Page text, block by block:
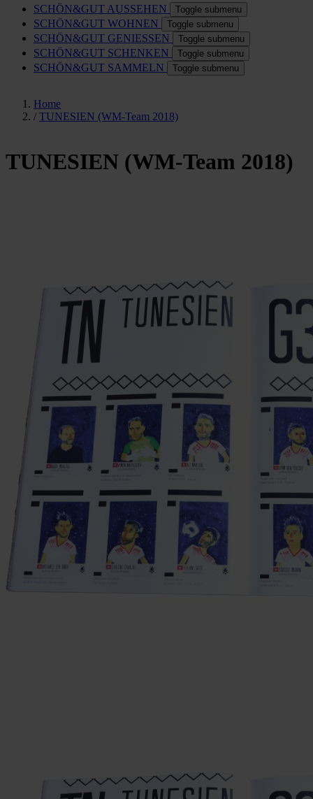
SCHÖN&GUT AUSSEHEN Toggle submenu
SCHÖN&GUT WOHNEN Toggle submenu
SCHÖN&GUT GENIESSEN Toggle submenu
SCHÖN&GUT SCHENKEN Toggle submenu
SCHÖN&GUT SAMMELN Toggle submenu
Home
/ TUNESIEN (WM-Team 2018)
TUNESIEN (WM-Team 2018)